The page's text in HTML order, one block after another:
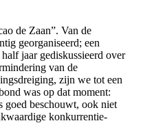
de Zaan”. Van de
georganiseerd; een
jaar gediskussieerd over
van de
zijn we tot een
was op dat moment:
goed beschouwt, ook niet
konkurrentie-